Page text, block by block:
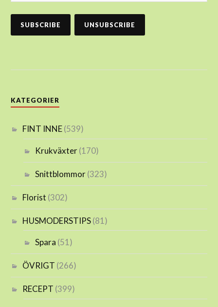
KATEGORIER
FINT INNE(539)
Krukväxter(170)
Snittblommor(323)
Florist (302)
HUSMODERSTIPS(81)
Spara (51)
ÖVRIGT (266)
RECEPT (399)